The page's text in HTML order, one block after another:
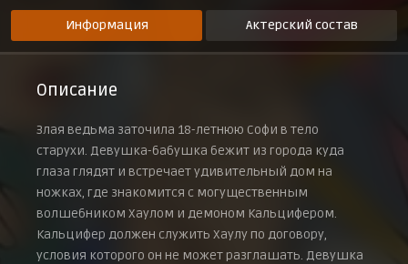
Информация Актерский состав
Описание
Злая ведьма заточила 18-летнюю Софи в тело
старухи. Девушка-бабушка бежит из города куда
глаза глядят и встречает удивительный дом на
ножках, где знакомится с могущественным
волшебником Хаулом и демоном Кальцифером.
Кальцифер должен служить Хаулу по договору,
условия которого он не может разглашать. Девушка